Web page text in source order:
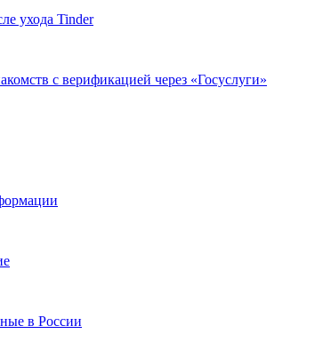
ухода Tinder
с верификацией через «Госуслуги»
в России